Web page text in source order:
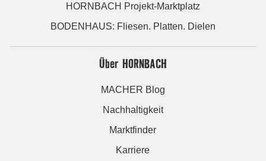
HORNBACH Projekt-Marktplatz
BODENHAUS: Fliesen. Platten. Dielen
Über HORNBACH
MACHER Blog
Nachhaltigkeit
Marktfinder
Karriere